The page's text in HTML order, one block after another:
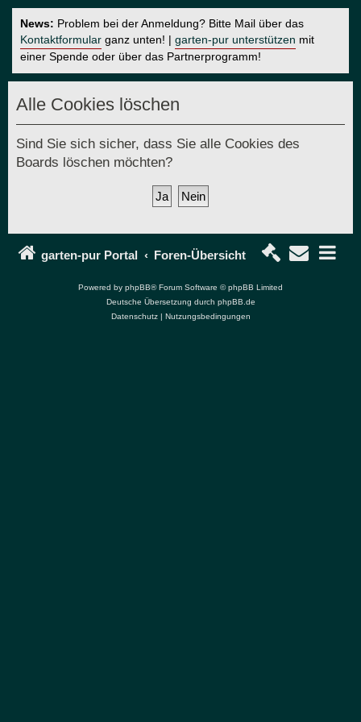
News: Problem bei der Anmeldung? Bitte Mail über das
Kontaktformular ganz unten! | garten-pur unterstützen mit
einer Spende oder über das Partnerprogramm!
Alle Cookies löschen
Sind Sie sich sicher, dass Sie alle Cookies des
Boards löschen möchten?
garten-pur Portal Foren-Übersicht
Powered by phpBB® Forum Software © phpBB Limited
Deutsche Übersetzung durch phpBB.de
Datenschutz| Nutzungsbedingungen